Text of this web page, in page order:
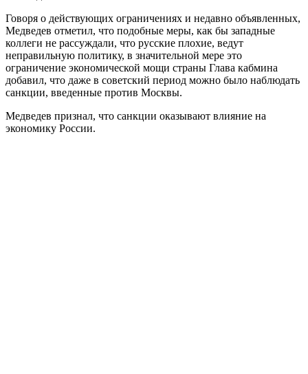
Говоря о действующих ограничениях и недавно объявленных,
Медведев отметил, что подобные меры, как бы западные
коллеги не рассуждали, что русские плохие, ведут
неправильную политику, в значительной мере это
ограничение экономической мощи страны Глава кабмина
добавил, что даже в советский период можно было наблюдать
санкции, введенные против Москвы.
Медведев признал, что санкции оказывают влияние на
экономику России.